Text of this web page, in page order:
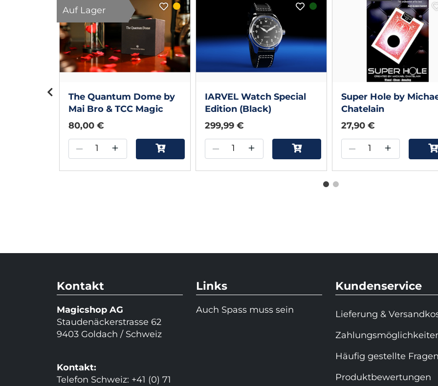
Auf Lager
The Quantum Dome by
Mai Bro & TCC Magic
80,00 €
– +
IARVEL Watch Special
Edition (Black)
299,99 €
– +
Super Hole by
Chatelain
27,90 €
– +
Kontakt
Magicshop AG
Staudenäckerstrasse 62
9403 Goldach / Schweiz
Kontakt:
Telefon Schweiz: +41 (0) 71
Links
Auch Spass muss sein
Kundenservice
Lieferung &
Häufig gestellte Fragen
Produktbewertungen